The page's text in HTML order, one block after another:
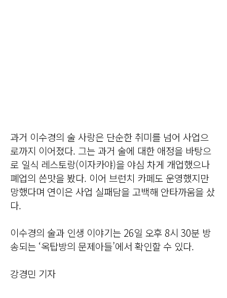
과거 이수경의 술 사랑은 단순한 취미를 넘어 사업으
로까지 이어졌다. 그는 과거 술에 대한 애정을 바탕으
로 일식 레스토랑(이자카야)을 야심 차게 개업했으나
폐업의 쓴맛을 봤다. 이어 브런치 카페도 운영했지만
망했다며 연이은 사업 실패담을 고백해 안타까움을 샀
다.
이수경의 술과 인생 이야기는 26일 오후 8시 30분 방
송되는 ‘옥탑방의 문제아들’에서 확인할 수 있다.
강경민 기자